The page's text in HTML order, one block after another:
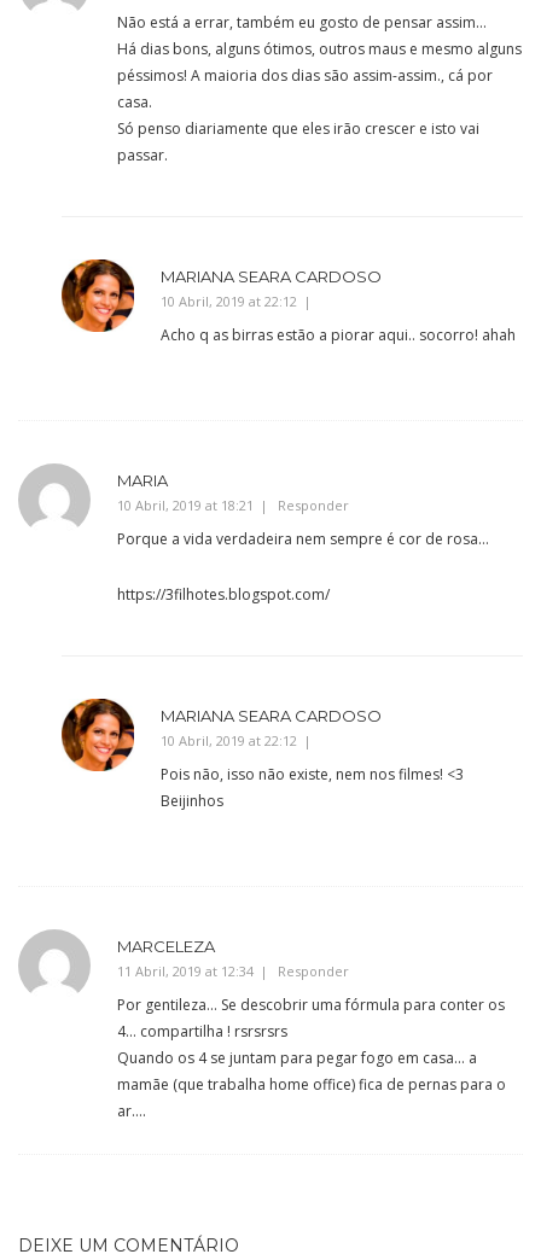
Não está a errar, também eu gosto de pensar assim…
Há dias bons, alguns ótimos, outros maus e mesmo alguns
péssimos! A maioria dos dias são assim-assim., cá por
casa.
Só penso diariamente que eles irão crescer e isto vai
passar.
MARIANA SEARA CARDOSO
10 Abril, 2019 at 22:12
Acho q as birras estão a piorar aqui.. socorro! ahah
MARIA
10 Abril, 2019 at 18:21 Responder
Porque a vida verdadeira nem sempre é cor de rosa…
https://3filhotes.blogspot.com/
MARIANA SEARA CARDOSO
10 Abril, 2019 at 22:12
Pois não, isso não existe, nem nos filmes! <3
Beijinhos
MARCELEZA
11 Abril, 2019 at 12:34 Responder
Por gentileza… Se descobrir uma fórmula para conter os
4… compartilha ! rsrsrsrs
Quando os 4 se juntam para pegar fogo em casa… a
mamãe (que trabalha home office) fica de pernas para o
ar….
DEIXE UM COMENTÁRIO